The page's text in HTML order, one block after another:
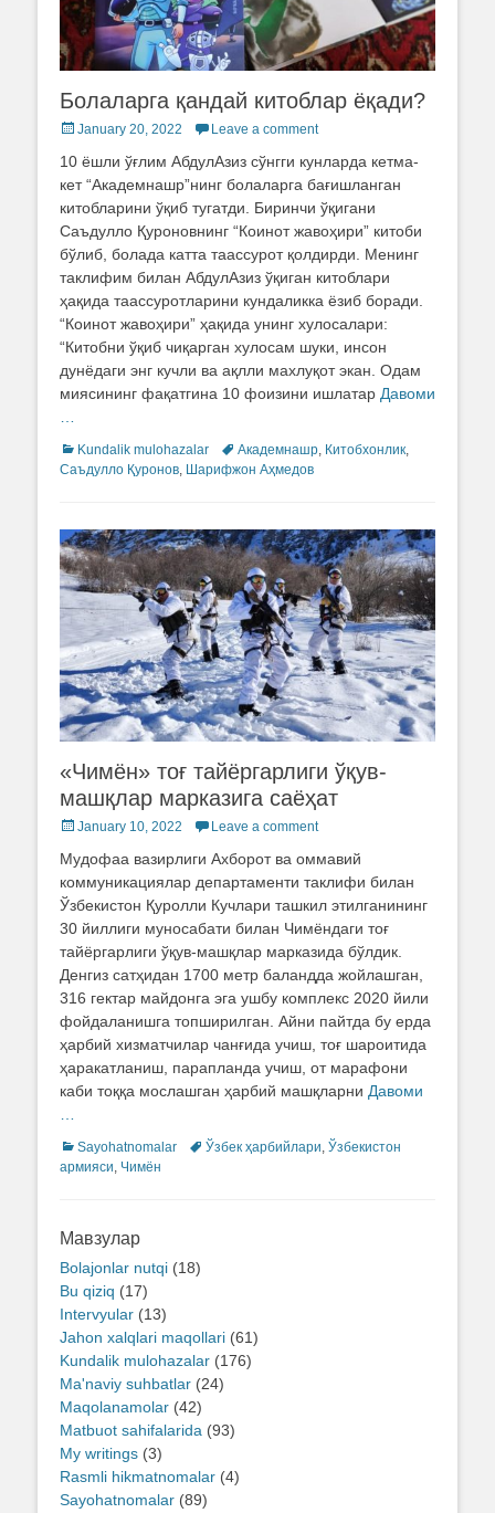
Болаларга қандай китоблар ёқади?
Posted
January 20, 2022 Leave a comment
10 ёшли ўғлим АбдулАзиз сўнгги кунларда кетма-
кет “Академнашр”нинг болаларга бағишланган
китобларини ўқиб тугатди. Биринчи ўқигани
Саъдулло Қуроновнинг “Коинот жавоҳири” китоби
бўлиб, болада катта таассурот қолдирди. Менинг
таклифим билан АбдулАзиз ўқиган китоблари
ҳақида таассуротларини кундаликка ёзиб боради.
“Коинот жавоҳири” ҳақида унинг хулосалари:
“Китобни ўқиб чиқарган хулосам шуки, инсон
дунёдаги энг кучли ва ақлли махлуқот экан. Одам
миясининг фақатгина 10 фоизини ишлатар Давоми
…
Categories
Kundalik mulohazalar TagsАкадемнашр, Китобхонлик,
Саъдулло Қуронов, Шарифжон Аҳмедов
«Чимён» тоғ тайёргарлиги ўқув-
машқлар марказига саёҳат
Posted
January 10, 2022 Leave a comment
Мудофаа вазирлиги Ахборот ва оммавий
коммуникациялар департаменти таклифи билан
Ўзбекистон Қуролли Кучлари ташкил этилганининг
30 йиллиги муносабати билан Чимёндаги тоғ
тайёргарлиги ўқув-машқлар марказида бўлдик.
Денгиз сатҳидан 1700 метр баландда жойлашган,
316 гектар майдонга эга ушбу комплекс 2020 йили
фойдаланишга топширилган. Айни пайтда бу ерда
ҳарбий хизматчилар чанғида учиш, тоғ шароитида
ҳаракатланиш, парапланда учиш, от марафони
каби тоққа мослашган ҳарбий машқларни Давоми
Categories
Sayohatnomalar TagsЎзбек ҳарбийлари Ўзбекистон
армияси Чимён
Мавзулар
Bolajonlar nutqi (18)
Bu qiziq (17)
Intervyular (13)
Jahon xalqlari maqollari (61)
Kundalik mulohazalar (176)
Ma'naviy suhbatlar (24)
Maqolanamolar (42)
Matbuot sahifalarida (93)
My writings (3)
Rasmli hikmatnomalar (4)
Sayohatnomalar (89)